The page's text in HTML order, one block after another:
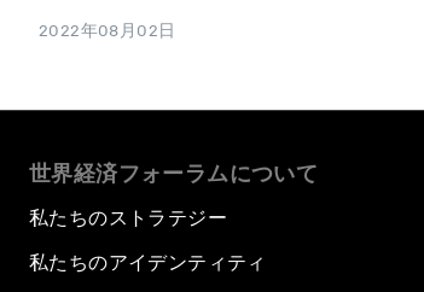
2022年08月02日
世界経済フォーラムについて
私たちのストラテジー
私たちのアイデンティティ